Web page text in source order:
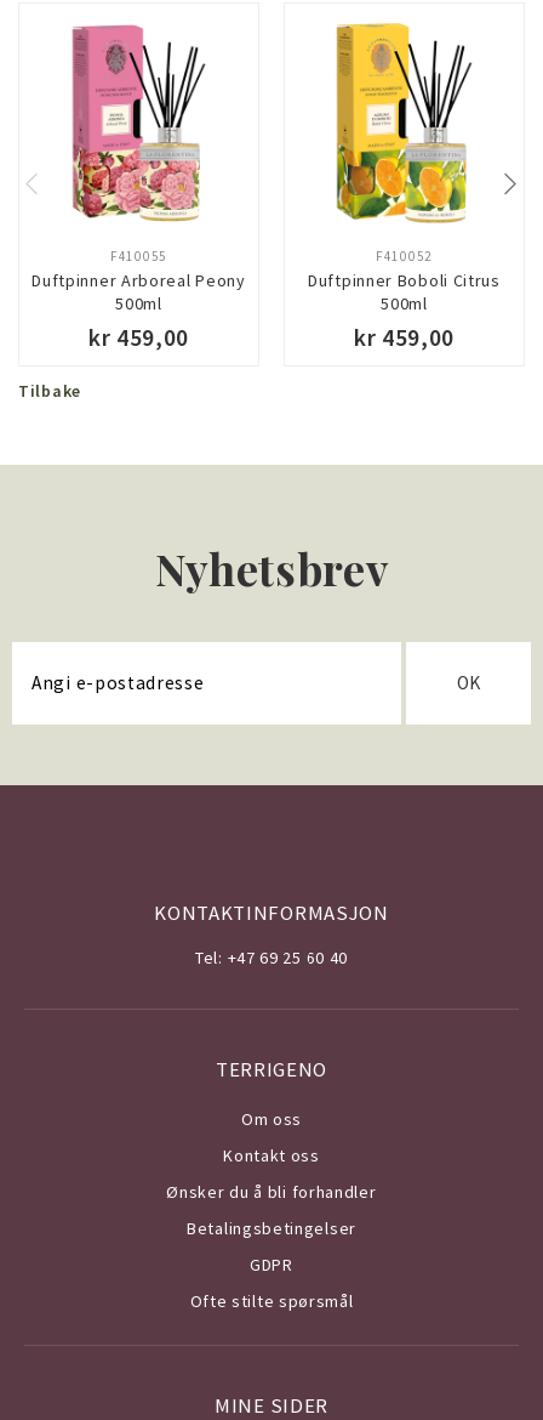
Duftpinner Arboreal Peony
500ml
F410055
kr 459,00
Duftpinner Boboli Citrus
500ml
F410052
kr 459,00
Tilbake
Nyhetsbrev
OK
KONTAKTINFORMASJON
Tel: +47 69 25 60 40
TERRIGENO
Om oss
Kontakt oss
Ønsker du å bli forhandler
Betalingsbetingelser
GDPR
Ofte stilte spørsmål
MINE SIDER